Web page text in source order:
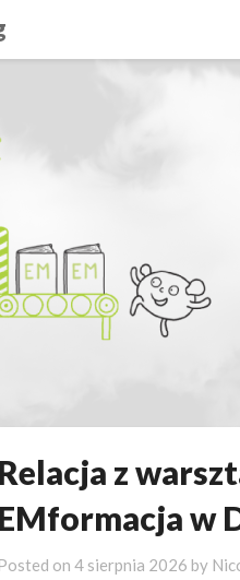
Relacja z
EMformacja w
Posted on 4 sierpnia 2026 by